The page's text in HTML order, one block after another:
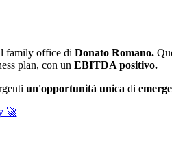
family office di Donato Romano.
plan, con un EBITDA positivo.
un'opportunità unica di
🚀